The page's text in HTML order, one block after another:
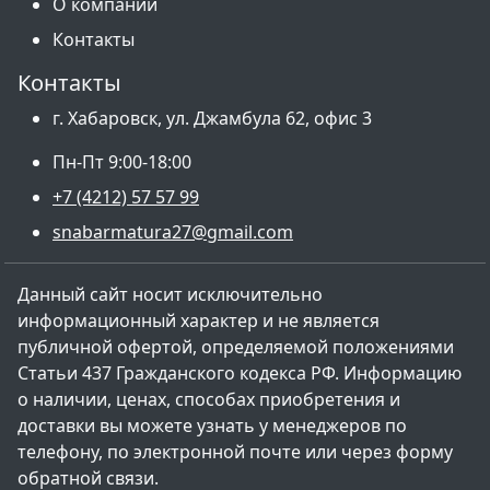
Контакты
Контакты
г. Хабаровск, ул. Джамбула 62, офис 3
Пн-Пт 9:00-18:00
+7 (4212) 57 57 99
snabarmatura27@gmail.com
Данный сайт носит исключительно
информационный характер и не является
публичной офертой, определяемой положениями
Статьи 437 Гражданского кодекса РФ. Информацию
о наличии, ценах, способах приобретения и
доставки вы можете узнать у менеджеров по
телефону, по электронной почте или через форму
обратной связи.